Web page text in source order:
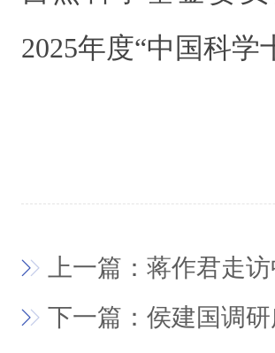
2025年度“中国科学
上一篇：蒋作君走
下一篇：侯建国调